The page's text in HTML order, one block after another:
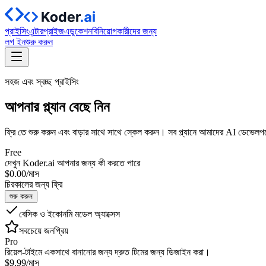
প্রাইসিংএন্টারপ্রাইজএডুকেশনবিনিয়োগকারীদের জন্য
লগ ইনশুরু করুন
সহজ এবং স্বচ্ছ প্রাইসিং
আপনারপ্ল্যানবেছে নিন
ফ্রি তে শুরু করুন এবং বাড়ার সাথে সাথে স্কেল করুন। সব প্ল্যানে আমাদের AI
Free
দেখুন Koder.ai আপনার জন্য কী করতে পারে
$0.00/মাস
চিরকালের জন্য ফ্রি
শুরু করুন
বেসিক ও ইকোনমি মডেল অ্যাক্সেস
সবচেয়ে জনপ্রিয়
Pro
রিয়েল‑টাইমে একসাথে বানানোর জন্য দ্রুত টিমের জন্য ডিজাইন করা।
$9.99/মাস